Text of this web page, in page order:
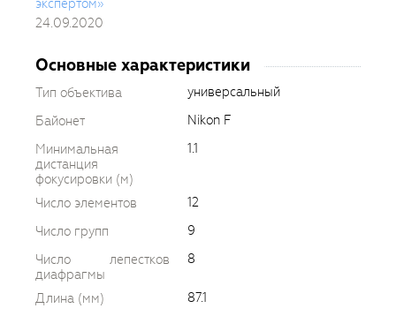
24.09.2020
Основные характеристики
Тип объектива
универсальный
Байонет
Nikon F
Минимальная
дистанция
фокусировки (м)
1.1
Число элементов
12
Число групп
9
Число лепестков
диафрагмы
8
Длина (мм)
87.1